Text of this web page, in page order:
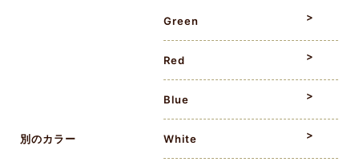
別のカラー
Green
Red
Blue
White